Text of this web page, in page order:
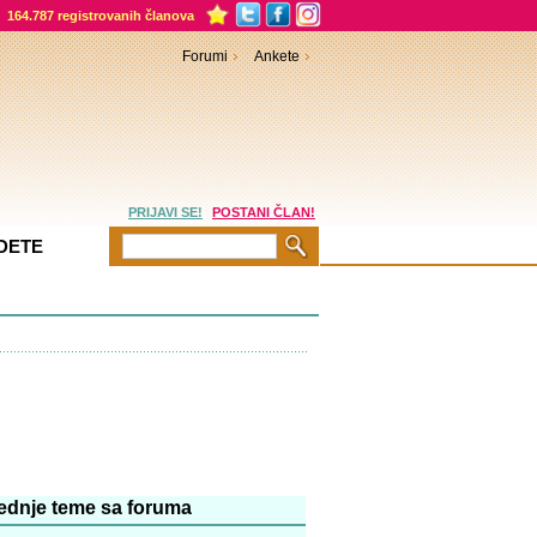
164.787 registrovanih članova
teme sa foruma
Forumi Ankete
PRIJAVI SE! POSTANI ČLAN!